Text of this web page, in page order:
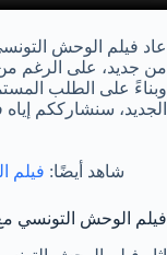
عاد فيلم الوحش
وبناءً على الطلب
الجديد، سنشارككم
شاهد أيضًا: فيلم
فيلم الوحش التونسي مع